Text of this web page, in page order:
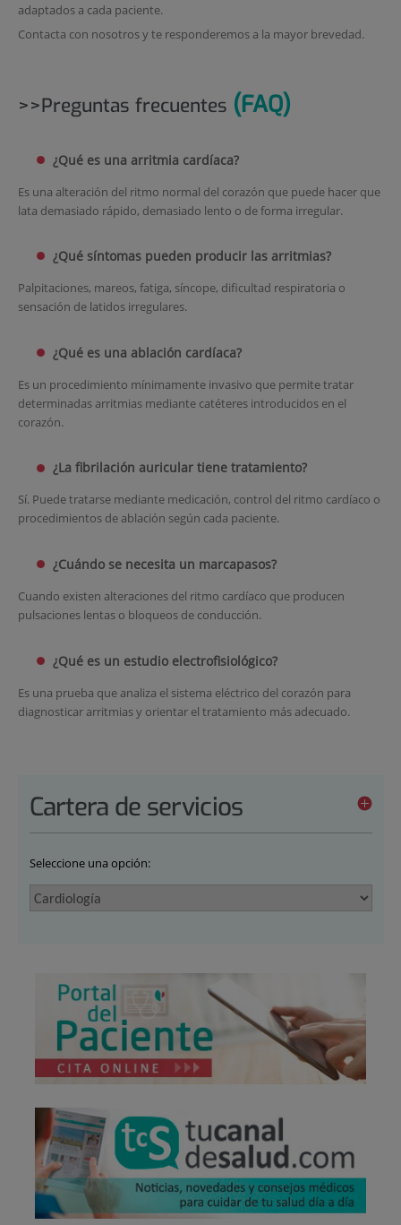
adaptados a cada paciente.
Contacta con nosotros y te responderemos a la mayor brevedad.
>>Preguntas frecuentes (FAQ)
¿Qué es una arritmia cardíaca?
Es una alteración del ritmo normal del corazón que puede hacer que
lata demasiado rápido, demasiado lento o de forma irregular.
¿Qué síntomas pueden producir las arritmias?
Palpitaciones, mareos, fatiga, síncope, dificultad respiratoria o
sensación de latidos irregulares.
¿Qué es una ablación cardíaca?
Es un procedimiento mínimamente invasivo que permite tratar
determinadas arritmias mediante catéteres introducidos en el
corazón.
¿La fibrilación auricular tiene tratamiento?
Sí. Puede tratarse mediante medicación, control del ritmo cardíaco o
procedimientos de ablación según cada paciente.
¿Cuándo se necesita un marcapasos?
Cuando existen alteraciones del ritmo cardíaco que producen
pulsaciones lentas o bloqueos de conducción.
¿Qué es un estudio electrofisiológico?
Es una prueba que analiza el sistema eléctrico del corazón para
diagnosticar arritmias y orientar el tratamiento más adecuado.
Cartera de servicios
Seleccione una opción: